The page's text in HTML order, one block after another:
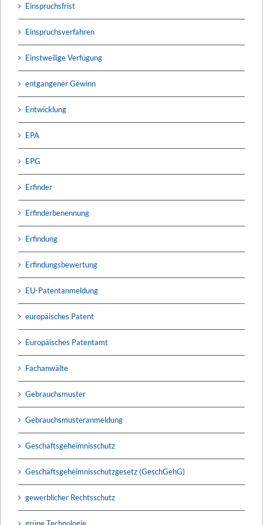
Einspruchsfrist
Einspruchsverfahren
Einstweilige Verfügung
entgangener Gewinn
Entwicklung
EPA
EPG
Erfinder
Erfinderbenennung
Erfindung
Erfindungsbewertung
EU-Patentanmeldung
europäisches Patent
Europäisches Patentamt
Fachanwälte
Gebrauchsmuster
Gebrauchsmusteranmeldung
Geschäftsgeheimnisschutz
Geschäftsgeheimnisschutzgesetz (GeschGehG)
gewerblicher Rechtsschutz
grüne Technologie